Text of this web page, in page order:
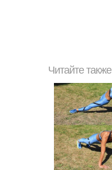
Читайте также